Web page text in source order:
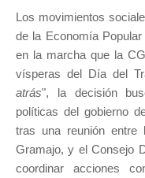
Los movimientos
de la Economía
en la marcha que la
vísperas del Día del
atrás", la decisión
políticas del gobierno
tras una reunión entre
Gramajo, y el Consejo
coordinar acciones